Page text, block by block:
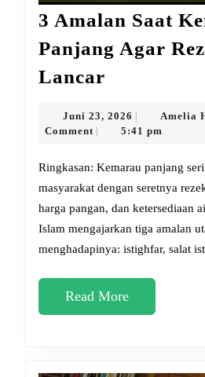
3 Amalan Saat
Panjang Agar
Lancar
Saat
Kemarau
Panjang
Agar
Rezeki
Tetap
Lancar
Juni 23, 2026 Juni
23,
Amelia
Comment
5:41 pm
Ringkasan: Kemarau panjang sering dikaitkan
masyarakat dengan seretnya
harga pangan, dan ketersediaan
Islam mengajarkan tiga amalan
menghadapinya: istighfar, salat
Read MoreRead
More